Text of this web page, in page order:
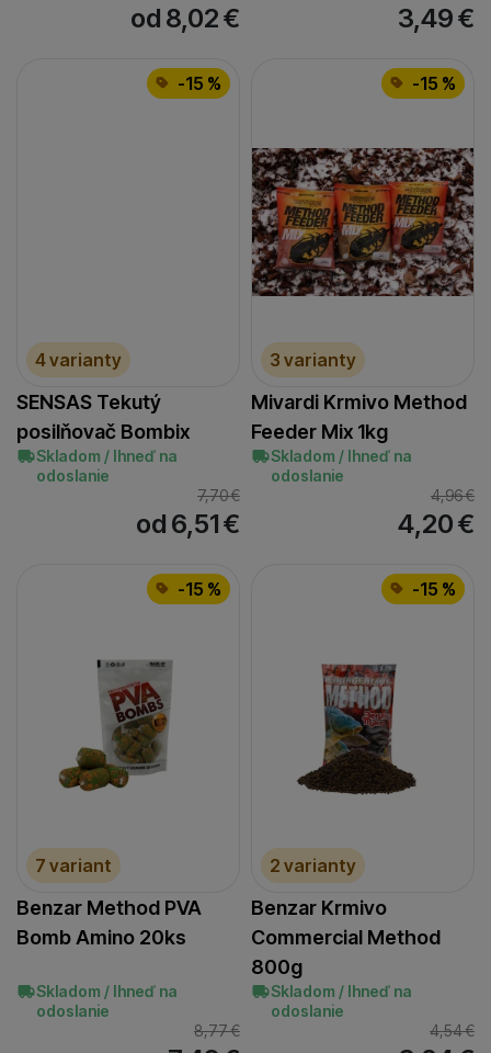
od 8,02€ 3,49€
-15 %
4 varianty
SENSAS Tekutý
posilňovač Bombix
Skladom / Ihneď na
odoslanie
7,70€
od 6,51€
-15 %
3 varianty
Mivardi Krmivo Method
Feeder Mix 1kg
Skladom / Ihneď na
odoslanie
4,96€
4,20€
-15 %
7 variant
Benzar Method PVA
Bomb Amino 20ks
Skladom / Ihneď na
odoslanie
8,77€
-15 %
2 varianty
Benzar Krmivo
Commercial Method
800g
Skladom / Ihneď na
odoslanie
4,54€